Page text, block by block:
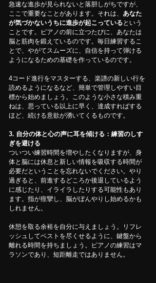
急速な進歩が見られないと落胆しがちですが、
ここで重要なことがあります。それは、 あなた
が気づかないうちに進歩が起こっている という
ことです。ピアノの前に立つたびに、あなたは
脳と筋肉を鍛えているのです。毎日練習するこ
とで、やがてスムーズに、自信を持って弾ける
ようになるための基礎を作っているのです。
4コード進行をマスターする、楽譜の新しい行を
読めるようになるなど、簡単で管理しやすい目
標から始めましょう。このような小さな積み重
ねは、思っている以上に早く、達成すればする
ほど、続ける意欲が湧いてくるものです。
3. 自分の体と心の声に耳を傾ける：練習のしす
ぎを避ける
ついつい練習時間を増やしたくなりますが、身
体と脳には休息と新しい情報を吸収する時間が
必要だということを忘れないでください。やり
過ぎると、前進するどころか後退しているよう
に感じたり、イライラしたりする可能性もあり
ます。指が痙攣し、脳がぼんやりし始めるかも
しれません。
休憩を取る余裕を自分に与えましょう。リフレ
ッシュしてベストを尽くせるように、鍵盤から
離れる時間を持ちましょう。ピアノの練習はマ
ラソンであり、短距離走ではありません。